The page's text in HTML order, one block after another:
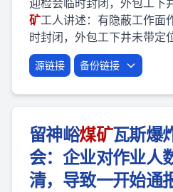
迎检会临时封闭，外包工下
矿工人讲述：有隐蔽工作面
时封闭，外包工下井未带定
源链接 备份链接
留神峪煤矿瓦斯爆
会：企业对作业人
清，导致一开始通